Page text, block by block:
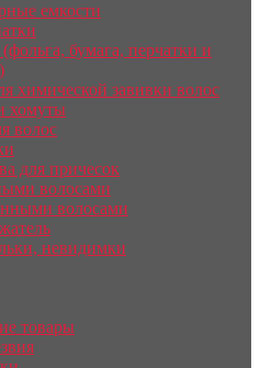
емкости
бумага, перчатки и
химической завивки волос
хомуты
волос
для причесок
волосами
волосами
невидимки
товары